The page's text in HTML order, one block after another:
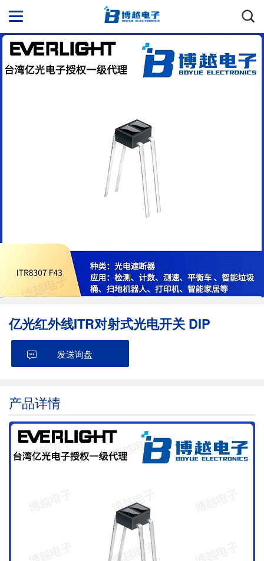
亿光红外线ITR对射式光电开关 DIP
发送询盘
产品详情